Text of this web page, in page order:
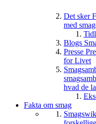
Det sker
med
Blogs
Presse
for Livet
hvad de
Fakta om smag